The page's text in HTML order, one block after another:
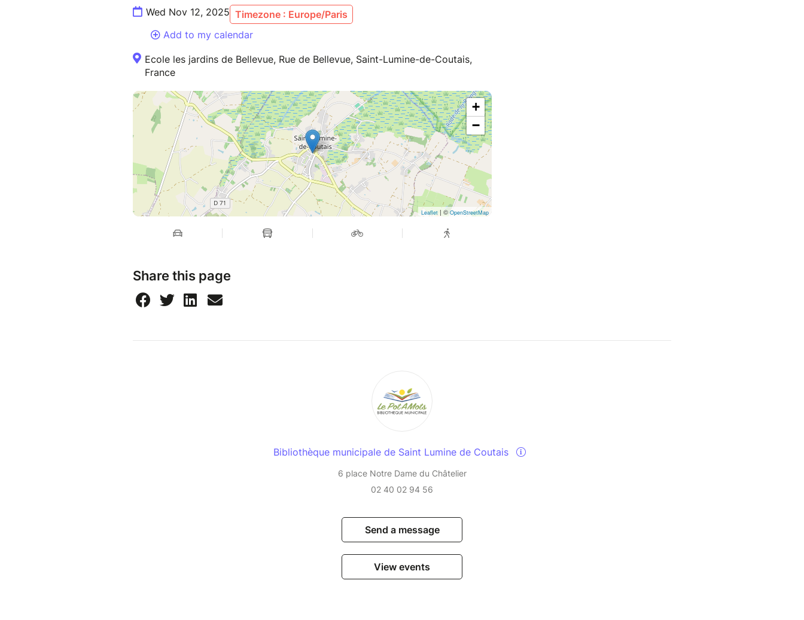
Wed Nov 12, 2025 Timezone : Europe/Paris
Add to my calendar
Ecole les jardins de Bellevue, Rue de Bellevue, Saint-Lumine-de-Coutais,
France
+
−
Leaflet | © OpenStreetMap
Share this page
Bibliothèque municipale de Saint Lumine de Coutais
6 place Notre Dame du Châtelier
02 40 02 94 56
Send a message
View events